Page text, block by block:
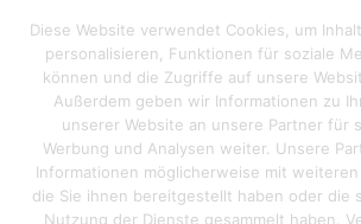
Reisen macht hungrig
Kategorie:Sonstiges
Diese Website verwendet Cookies, um
personalisieren, Funktionen für soziale
können und die Zugriffe auf unsere
Außerdem geben wir Informationen zu
unserer Website an unsere Partner für
Werbung und Analysen weiter. Unsere
Informationen möglicherweise mit weiteren
die Sie ihnen bereitgestellt haben oder die
Nutzung der Dienste gesammelt haben.